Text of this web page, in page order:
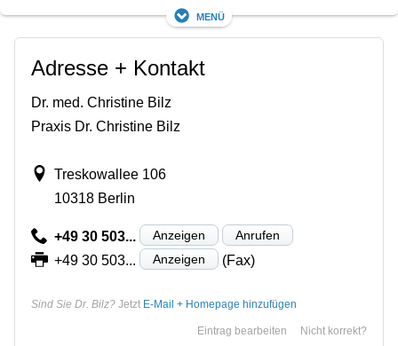
Menü
Adresse + Kontakt
Dr. med. Christine Bilz
Praxis Dr. Christine Bilz
Treskowallee 106
10318 Berlin
+49 30 503... Anzeigen Anrufen
+49 30 503... Anzeigen (Fax)
Sind Sie Dr. Bilz? Jetzt E-Mail + Homepage hinzufügen
Nicht korrekt?
Eintrag bearbeiten